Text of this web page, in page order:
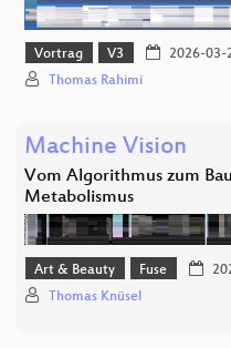
Vortrag V3 2026-03-
Thomas Rahimi
Machine Vision
Vom Algorithmus zum
Metabolismus
Art & Beauty Fuse
Thomas Knüsel